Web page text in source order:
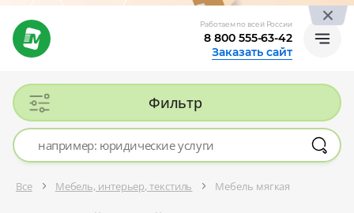
Работаем по всей России
8 800 555-63-42
Заказать сайт
Фильтр
Все Мебель, интерьер, текстиль Мебель мягкая